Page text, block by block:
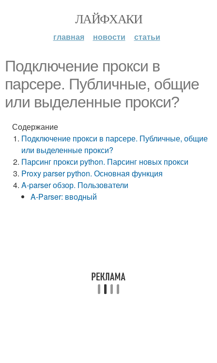
ЛАЙФХАКИ
главная новости статьи
Подключение прокси в
парсере. Публичные, общие
или выделенные прокси?
Содержание
Подключение прокси в парсере. Публичные, общие
или выделенные прокси?
Парсинг прокси python. Парсинг новых прокси
Proxy parser python. Основная функция
A-parser обзор. Пользователи
A-Parser: вводный